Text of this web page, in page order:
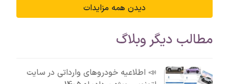
دیدن همه مزایدات
مطالب دیگر وبلاگ
📣 اطلاعیه خودروهای وارداتی در سایت